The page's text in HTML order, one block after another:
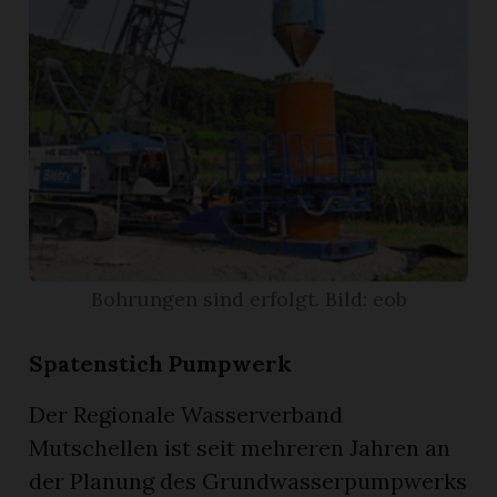
App
Spatenstich Pumpwerk
Der Regionale Wasserverband
Mutschellen ist seit mehreren Jahren an
der Planung des Grundwasserpumpwerks